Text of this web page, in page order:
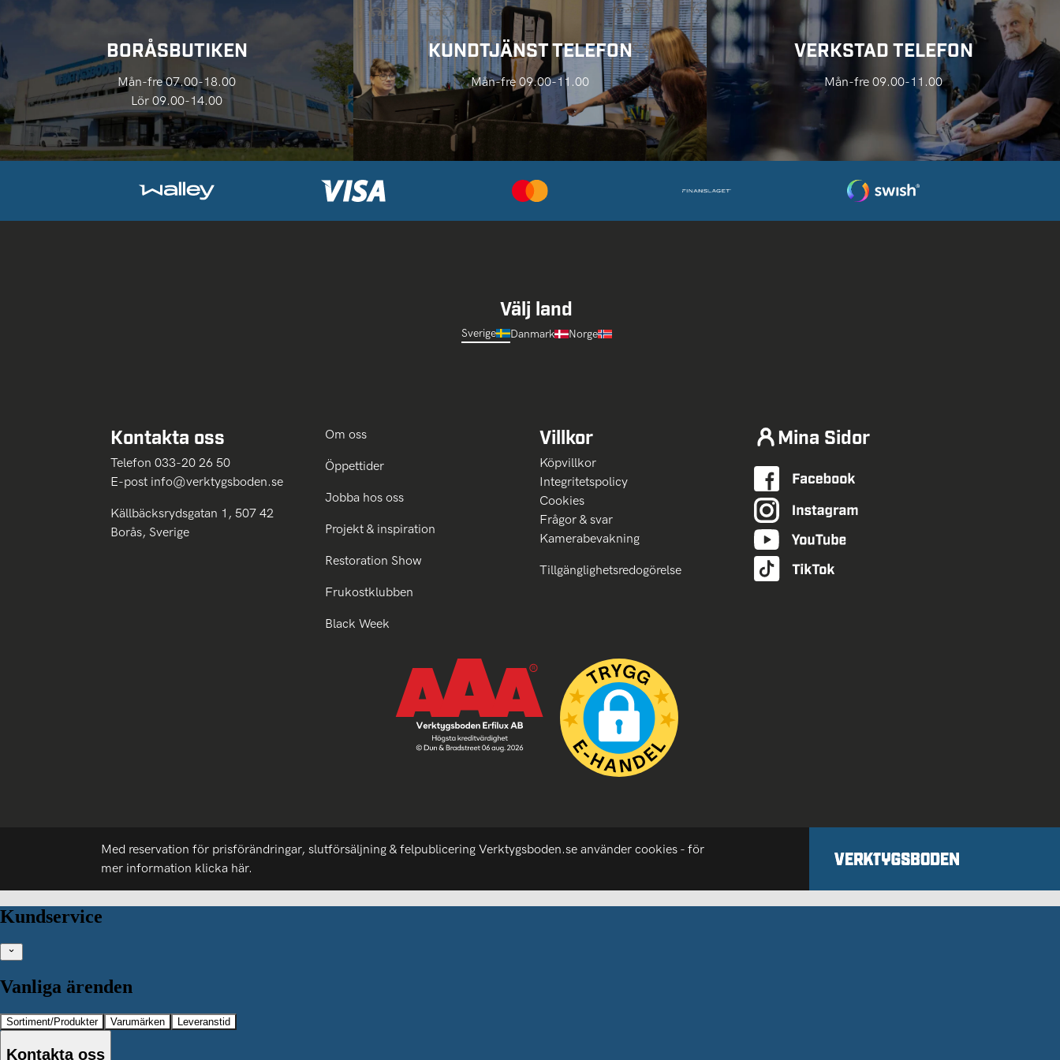
BORÅSBUTIKEN
Mån-fre 07.00-18.00
Lör 09.00-14.00
KUNDTJÄNST TELEFON
Mån-fre 09.00-11.00
VERKSTAD TELEFON
Mån-fre 09.00-11.00
Välj land
Sverige Danmark Norge
Kontakta oss
Telefon 033-20 26 50
E-post info@verktygsboden.se
Källbäcksrydsgatan 1, 507 42
Borås, Sverige
Om oss
Öppettider
Jobba hos oss
Projekt & inspiration
Restoration Show
Frukostklubben
Black Week
Villkor
Köpvillkor
Integritetspolicy
Cookies
Frågor & svar
Kamerabevakning
Tillgänglighetsredogörelse
Mina Sidor
Med reservation för prisförändringar, slutförsäljning & felpublicering Verktygsboden.se använder cookies - för
mer information klicka här.